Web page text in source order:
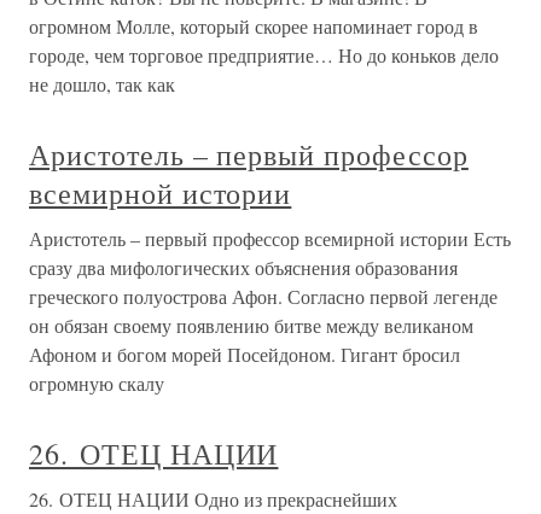
огромном Молле, который скорее напоминает город в
городе, чем торговое предприятие… Но до коньков дело
не дошло, так как
Аристотель – первый профессор
всемирной истории
Аристотель – первый профессор всемирной истории Есть
сразу два мифологических объяснения образования
греческого полуострова Афон. Согласно первой легенде
он обязан своему появлению битве между великаном
Афоном и богом морей Посейдоном. Гигант бросил
огромную скалу
26. ОТЕЦ НАЦИИ
26. ОТЕЦ НАЦИИ Одно из прекраснейших